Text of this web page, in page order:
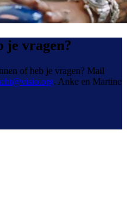
je vragen?
of heb je vragen? Mail
. Anke en Martine